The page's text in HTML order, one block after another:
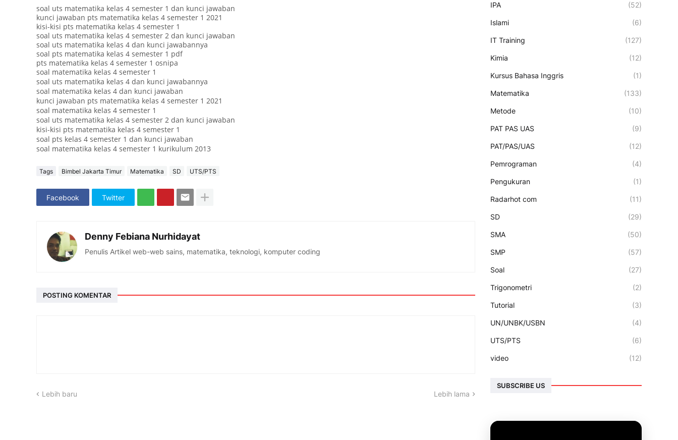
soal uts matematika kelas 4 semester 1 dan kunci jawaban
kunci jawaban pts matematika kelas 4 semester 1 2021
kisi-kisi pts matematika kelas 4 semester 1
soal uts matematika kelas 4 semester 2 dan kunci jawaban
soal uts matematika kelas 4 dan kunci jawabannya
soal pts matematika kelas 4 semester 1 pdf
pts matematika kelas 4 semester 1 osnipa
soal matematika kelas 4 semester 1
soal uts matematika kelas 4 dan kunci jawabannya
soal matematika kelas 4 dan kunci jawaban
kunci jawaban pts matematika kelas 4 semester 1 2021
soal matematika kelas 4 semester 1
soal uts matematika kelas 4 semester 2 dan kunci jawaban
kisi-kisi pts matematika kelas 4 semester 1
soal pts kelas 4 semester 1 dan kunci jawaban
soal matematika kelas 4 semester 1 kurikulum 2013
Tags Bimbel Jakarta Timur Matematika SD UTS/PTS
Facebook Twitter
Denny Febiana Nurhidayat
Penulis Artikel web-web sains, matematika, teknologi, komputer coding
POSTING KOMENTAR
Lebih baru Lebih lama
IPA (52)
Islami (6)
IT Training (127)
Kimia (12)
Kursus Bahasa Inggris (1)
Matematika (133)
Metode (10)
PAT PAS UAS (9)
PAT/PAS/UAS (12)
Pemrograman (4)
Pengukuran (1)
Radarhot com (11)
SD (29)
SMA (50)
SMP (57)
Soal (27)
Trigonometri (2)
Tutorial (3)
UN/UNBK/USBN (4)
UTS/PTS (6)
video (12)
SUBSCRIBE US